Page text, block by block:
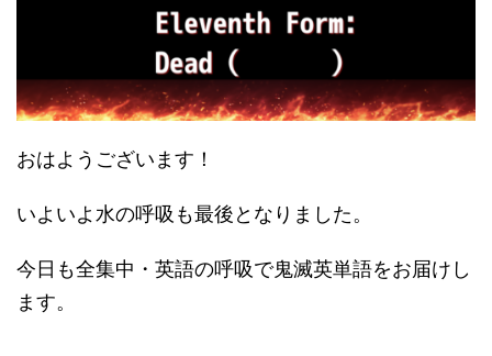
おはようございます！
いよいよ水の呼吸も最後となりました。
今日も全集中・英語の呼吸で鬼滅英単語をお届けし
ます。